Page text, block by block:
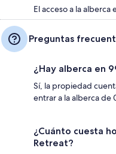
El acceso a la
Preguntas
¿Hay alberca en
Sí, la propiedad
entrar a la alberca de
¿Cuánto cuesta
Retreat?